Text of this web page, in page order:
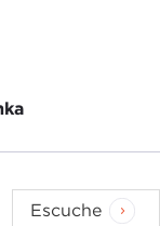
Escuche